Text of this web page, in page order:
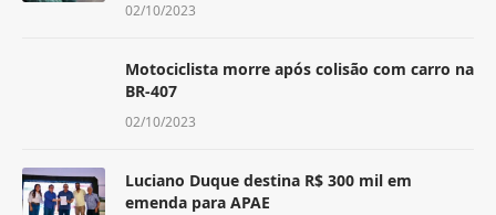
02/10/2023
Motociclista morre após colisão com carro na
BR-407
02/10/2023
Luciano Duque destina R$ 300 mil em
emenda para APAE